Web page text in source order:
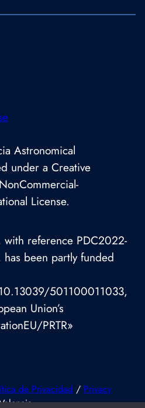
Astronomical
under a Creative
License.
with reference PDC2022-
been partly funded
501100011033,
Union’s
PRTR»
de Privacidad / Privacy